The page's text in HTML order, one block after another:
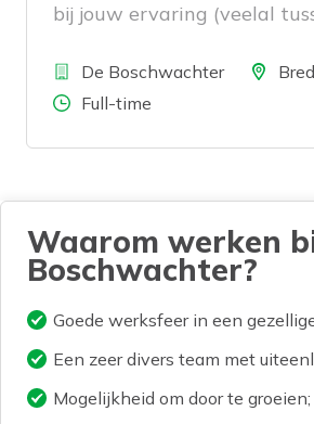
bij jouw ervaring (veelal
reserveringen)
BedrijfDe BoschwachterLocatie
Aantal uren
Full-time
Waarom werken
Boschwachter?
Goede werksfeer in een
Een zeer divers team met
Mogelijkheid om door te groeien;